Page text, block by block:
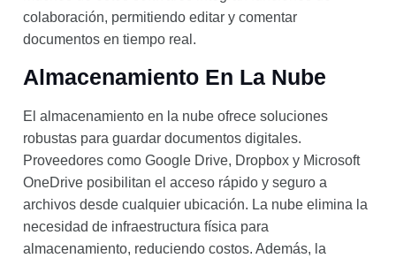
colaboración, permitiendo editar y comentar
documentos en tiempo real.
Almacenamiento En La Nube
El almacenamiento en la nube ofrece soluciones
robustas para guardar documentos digitales.
Proveedores como Google Drive, Dropbox y Microsoft
OneDrive posibilitan el acceso rápido y seguro a
archivos desde cualquier ubicación. La nube elimina la
necesidad de infraestructura física para
almacenamiento, reduciendo costos. Además, la